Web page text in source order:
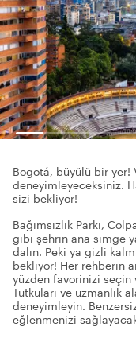
Bogotá, büyülü bir yer!
deneyimleyeceksiniz.
sizi bekliyor!
Bağımsızlık Parkı,
gibi şehrin ana simge
dalın. Peki ya gizli
bekliyor! Her rehberin
yüzden favorinizi seçin
Tutkuları ve uzmanlık
deneyimleyin.
eğlenmenizi